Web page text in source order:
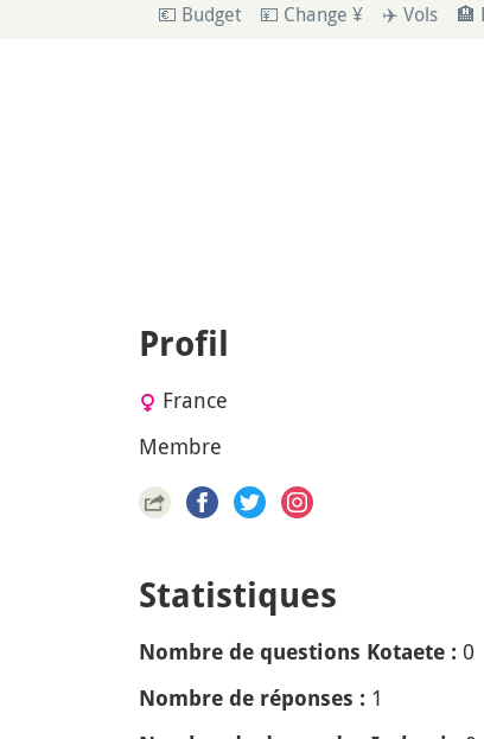
💶 Budget 💴 Change ¥ ✈️ Vols 🏨
Profil
France
Membre
Statistiques
Nombre de questions Kotaete : 0
Nombre de réponses : 1